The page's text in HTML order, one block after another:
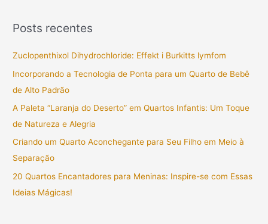
q
r
p
o
r
:
Posts recentes
Zuclopenthixol Dihydrochloride: Effekt i Burkitts lymfom
Incorporando a Tecnologia de Ponta para um Quarto de Bebê
de Alto Padrão
A Paleta “Laranja do Deserto” em Quartos Infantis: Um Toque
de Natureza e Alegria
Criando um Quarto Aconchegante para Seu Filho em Meio à
Separação
20 Quartos Encantadores para Meninas: Inspire-se com Essas
Ideias Mágicas!